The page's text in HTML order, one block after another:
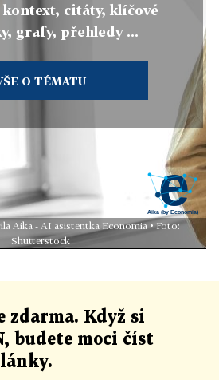
kontext, citáty, klíčové
grafy, přehledy ...
O TÉMATU
Aika - AI asistentka Economia • Foto:
Shutterstock
zdarma. Když si
budete moci číst
.